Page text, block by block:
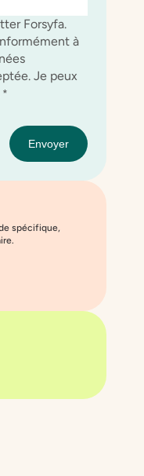
Forsyfa.
à
Je peux
*
spécifique,